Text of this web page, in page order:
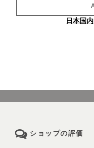
日本国
ショップの評価